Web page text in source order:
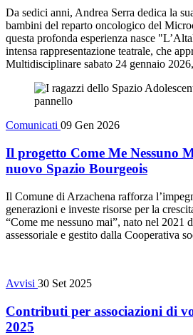
Da sedici anni, Andrea Serra dedica la
bambini del reparto oncologico del
questa profonda esperienza nasce
intensa rappresentazione teatrale, che
Multidisciplinare sabato 24 gennaio
Comunicati 09 Gen 2026
Il progetto Come Me Nessuno
nuovo Spazio Bourgeois
Il Comune di Arzachena rafforza
generazioni e investe risorse per la
“Come me nessuno mai”, nato nel 2021
assessoriale e gestito dalla Cooperativa
Avvisi 30 Set 2025
Contributi per associazioni di
2025